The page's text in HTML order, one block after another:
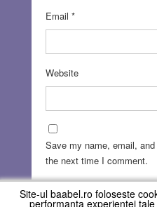
Email *
Website
Save my name, email,
the next time I comment.
Site-ul baabel.ro foloseste
performanta experientei